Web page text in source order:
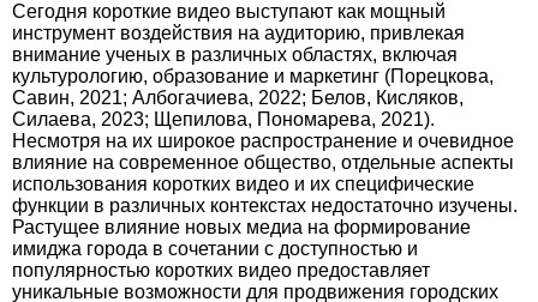
Сегодня короткие видео выступают как мощный
инструмент воздействия на аудиторию, привлекая
внимание ученых в различных областях, включая
культурологию, образование и маркетинг (Порецкова,
Савин, 2021; Албогачиева, 2022; Белов, Кисляков,
Силаева, 2023; Щепилова, Пономарева, 2021).
Несмотря на их широкое распространение и очевидное
влияние на современное общество, отдельные аспекты
использования коротких видео и их специфические
функции в различных контекстах недостаточно изучены.
Растущее влияние новых медиа на формирование
имиджа города в сочетании с доступностью и
популярностью коротких видео предоставляет
уникальные возможности для продвижения городских